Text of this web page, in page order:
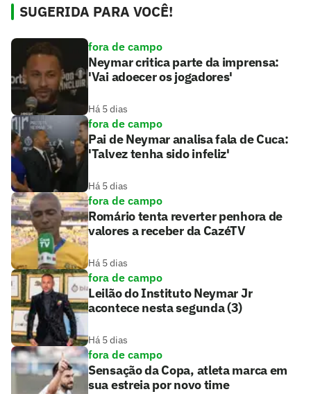
SUGERIDA PARA VOCÊ!
fora de campo
Neymar critica parte da imprensa:
'Vai adoecer os jogadores'
Há 5 dias
fora de campo
Pai de Neymar analisa fala de Cuca:
'Talvez tenha sido infeliz'
Há 5 dias
fora de campo
Romário tenta reverter penhora de
valores a receber da CazéTV
Há 5 dias
fora de campo
Leilão do Instituto Neymar Jr
acontece nesta segunda (3)
Há 5 dias
fora de campo
Sensação da Copa, atleta marca em
sua estreia por novo time